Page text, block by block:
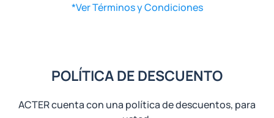
*Ver Términos y Condiciones
POLÍTICA DE DESCUENTO
ACTER cuenta con una política de descuentos, para